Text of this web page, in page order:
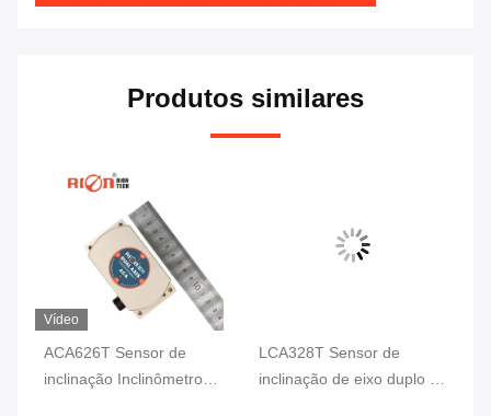
Produtos similares
Vídeo
ACA626T Sensor de
inclinação Inclinômetro
LCA328T Sensor de
inclinação de eixo duplo de